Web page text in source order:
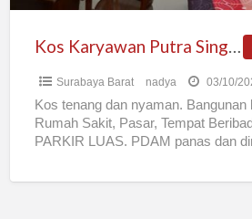
Kos Karyawan Putra Single Wiyung Surabaya Barat
Surabaya Barat nadya 03/10/
Kos tenang dan nyaman. Bangunan
Rumah Sakit, Pasar, Tempat
PARKIR LUAS. PDAM panas dan